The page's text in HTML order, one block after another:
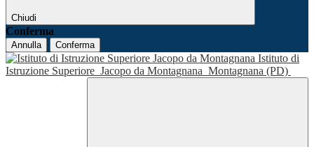
Chiudi
Conferma
Annulla Conferma
Istituto di
Istruzione Superiore Jacopo da Montagnana Montagnana (PD)